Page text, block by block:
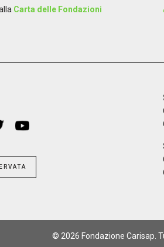
Carta delle Fondazioni
© 2026 Fondazione Carisap.